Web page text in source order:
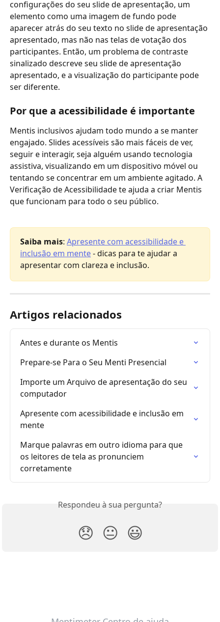
configurações do seu slide de apresentação, um
elemento como uma imagem de fundo pode
aparecer atrás do seu texto no slide de apresentação
apresentado, mas não nas telas de votação dos
participantes. Então, um problema de contraste
sinalizado descreve seu slide de apresentação
apresentado, e a visualização do participante pode
ser diferente.
Por que a acessibilidade é importante
Mentis inclusivos ajudam todo mundo a se manter
engajado. Slides acessíveis são mais fáceis de ver,
seguir e interagir, seja alguém usando tecnologia
assistiva, visualizando em um dispositivo móvel ou
tentando se concentrar em um ambiente agitado. A
Verificação de Acessibilidade te ajuda a criar Mentis
que funcionam para todo o seu público.
Saiba mais: Apresente com acessibilidade e
inclusão em mente - dicas para te ajudar a
apresentar com clareza e inclusão.
Artigos relacionados
Antes e durante os Mentis
Prepare-se Para o Seu Menti Presencial
Importe um Arquivo de apresentação do seu
computador
Apresente com acessibilidade e inclusão em
mente
Marque palavras em outro idioma para que
os leitores de tela as pronunciem
corretamente
Respondeu à sua pergunta?
😞 😐 😃